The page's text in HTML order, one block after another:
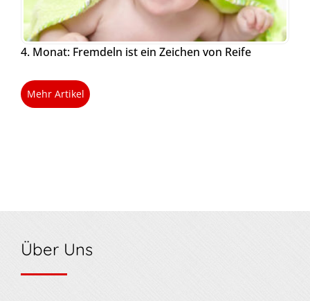
4. Monat: Fremdeln ist ein Zeichen von Reife
Mehr Artikel
Über Uns